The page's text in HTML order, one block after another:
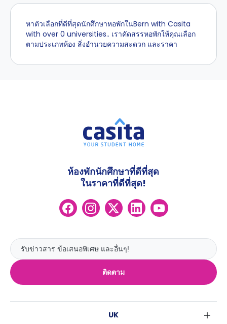
หาตัวเลือกที่ดีที่สุดนักศึกษาหอพักในBern with Casita
with over 0 universities.. เราคัดสรรหอพักให้คุณเลือก
ตามประเภทห้อง สิ่งอำนวยความสะดวก และราคา
ติดตาม
ห้องพักนักศึกษาที่ดีที่สุด
ในราคาที่ดีที่สุด!
UK